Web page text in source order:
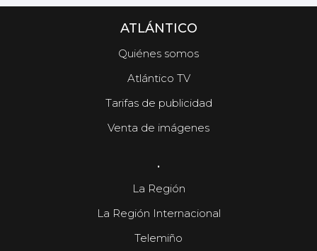
ATLÁNTICO
Quiénes somos
Atlántico TV
Tarifas de publicidad
Venta de imágenes
.
La Región
La Región Internacional
Telemiño